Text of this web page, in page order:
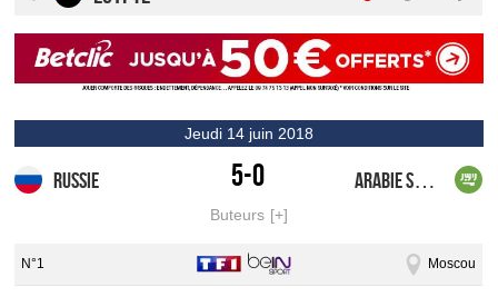
jeudi 14 juin 2018
Russie 5-0 Arabie Saoudite
Buteurs
N°1 Moscou